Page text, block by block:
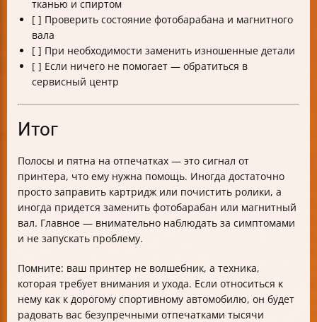
тканью и спиртом
[ ] Проверить состояние фотобарабана и магнитного
вала
[ ] При необходимости заменить изношенные детали
[ ] Если ничего не помогает — обратиться в
сервисный центр
Итог
Полосы и пятна на отпечатках — это сигнал от
принтера, что ему нужна помощь. Иногда достаточно
просто заправить картридж или почистить ролики, а
иногда придется заменить фотобарабан или магнитный
вал. Главное — внимательно наблюдать за симптомами
и не запускать проблему.
Помните: ваш принтер не волшебник, а техника,
которая требует внимания и ухода. Если относиться к
нему как к дорогому спортивному автомобилю, он будет
радовать вас безупречными отпечатками тысячи